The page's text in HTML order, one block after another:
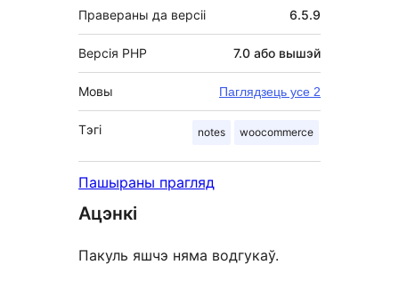
Правераны да версіі 6.5.9
Версія PHP 7.0 або вышэй
Мовы Паглядзець усе 2
Тэгі notes woocommerce
Пашыраны прагляд
Ацэнкі
Пакуль яшчэ няма водгукаў.